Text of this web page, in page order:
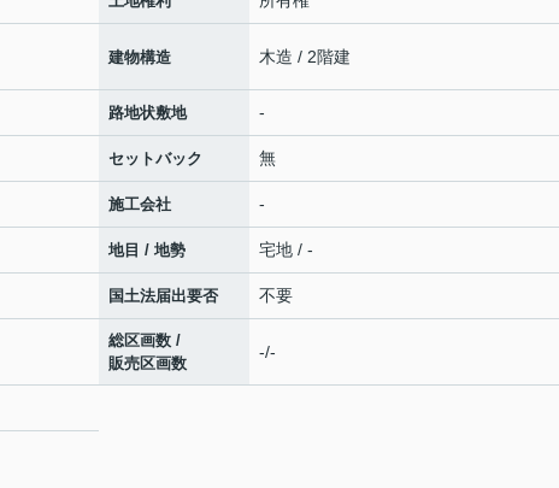
建物構造 木造 / 2階建
路地状敷地 -
セットバック 無
施工会社 -
地目 / 地勢 宅地 / -
国土法届出要否 不要
総区画数 /
販売区画数
-/-